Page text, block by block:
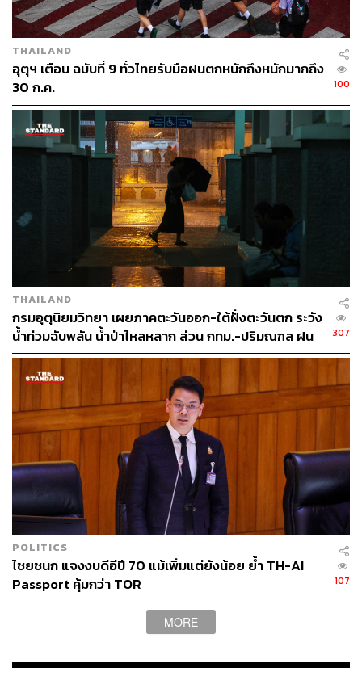
และสามารถติดตามข้อมูลที่เว็บไซต์กรมอุตุนิยมวิทยา
http://www.tmd.go.th หรือ โทร. 0 2399 4012-13 และ 1182
ได้ตลอด 24 ชั่วโมง
TAGS:
THE STANDARD TEAM
ABOUT THE PHOTOGRAPHER
ฐานิส สุดโต
บรรณาธิการภาพ ประจำสำนักข่าว THE
STANDARD
THAILAND
อุตุฯ เตือน ฉบับที่ 9 ทั่วไทยรับมือฝนตกหนักถึงหนักมากถึง
30 ก.ค.
100
THAILAND
กรมอุตุนิยมวิทยา เผยภาคตะวันออก-ใต้ฝั่งตะวันตก ระวัง
น้ำท่วมฉับพลัน น้ำป่าไหลหลาก ส่วน กทม.-ปริมณฑล ฝน
ฟ้าคะนอง 70%
307
POLITICS
ไชยชนก แจงงบดีอีปี 70 แม้เพิ่มแต่ยังน้อย ย้ำ TH-AI
Passport คุ้มกว่า TOR
107
MORE